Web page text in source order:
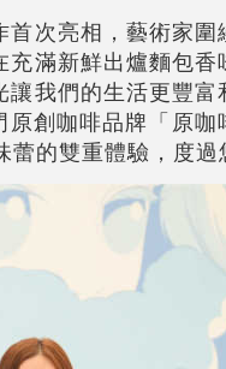
次亮相，藝術家圍
滿新鮮出爐麵包香
我們的生活更豐
創咖啡品牌「原咖
的雙重體驗，度過